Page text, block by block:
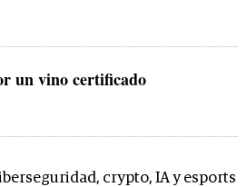
un vino certificado
crypto, IA y esports